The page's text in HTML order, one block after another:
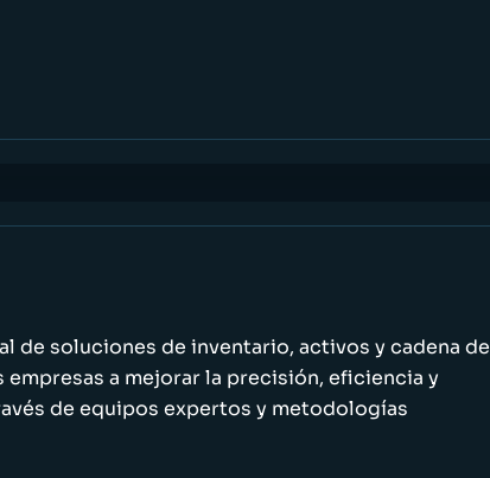
de soluciones de inventario, activos y cadena de
empresas a mejorar la precisión, eficiencia y
de equipos expertos y metodologías